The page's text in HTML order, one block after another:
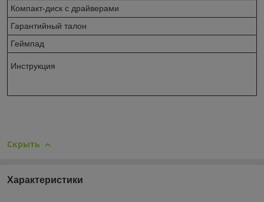
Компакт-диск с драйверами
Гарантийный талон
Геймпад
Инструкция
Скрыть
Характеристики